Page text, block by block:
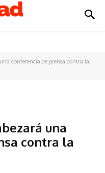
conferencia de prensa contra la
una
contra la